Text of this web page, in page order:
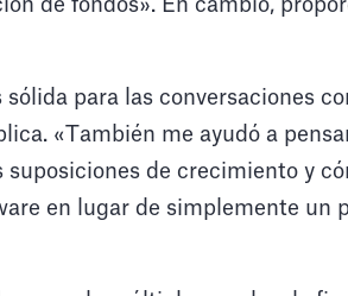
de fondos». En cambio,
para las conversaciones
«También me ayudó a
suposiciones de crecimiento y
en lugar de simplemente un